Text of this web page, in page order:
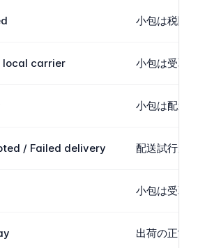
小包は税関
local carrier 小包は受取
小包は配送
/ Failed delivery 配送試行が
小包は受取
出荷の正常